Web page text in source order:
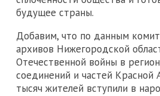
будущее страны.
Добавим, что по данным
архивов Нижегородской
Отечественной войны в
соединений и частей
тысяч жителей вступили в